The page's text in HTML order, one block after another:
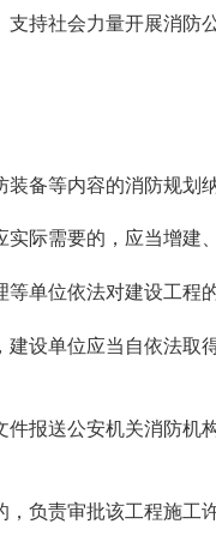
持社会力量开展消防
备等内容的消防规划
际需要的，应当增建
单位依法对建设工程
设单位应当自依法取
报送公安机关消防机
负责审批该工程施工